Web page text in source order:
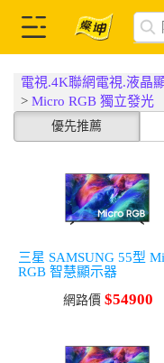
電視.4K聯網電視.液晶
>Micro RGB 獨立發光
優先推薦
三星 SAMSUNG 55型
RGB 智慧顯示器
網路價 $54900